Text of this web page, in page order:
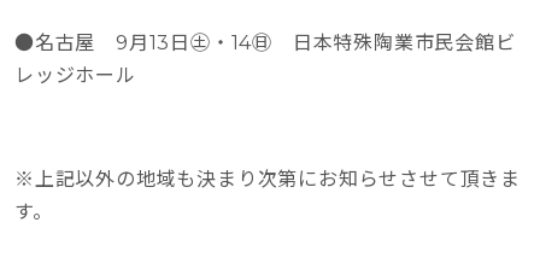
●名古屋 9月13日㊏・14㊐ 日本特殊陶業市民会館ビ
レッジホール
※上記以外の地域も決まり次第にお知らせさせて頂きま
す。